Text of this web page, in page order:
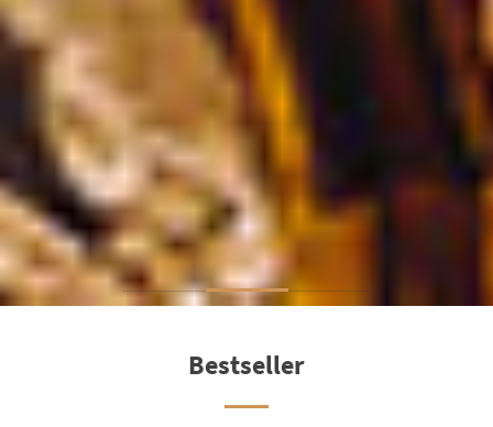
Bestseller